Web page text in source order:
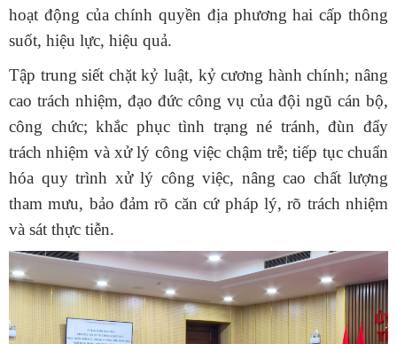
hoạt động của chính quyền địa phương hai cấp thông
suốt, hiệu lực, hiệu quả.
Tập trung siết chặt kỷ luật, kỷ cương hành chính; nâng
cao trách nhiệm, đạo đức công vụ của đội ngũ cán bộ,
công chức; khắc phục tình trạng né tránh, đùn đẩy
trách nhiệm và xử lý công việc chậm trễ; tiếp tục chuẩn
hóa quy trình xử lý công việc, nâng cao chất lượng
tham mưu, bảo đảm rõ căn cứ pháp lý, rõ trách nhiệm
và sát thực tiễn.